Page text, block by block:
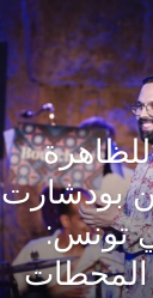
للظاهرة
بودشارت
تونس: